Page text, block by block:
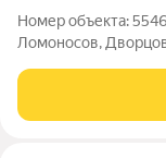
Номер объекта:
Ломоносов,
площадь: 177,9
цокольного